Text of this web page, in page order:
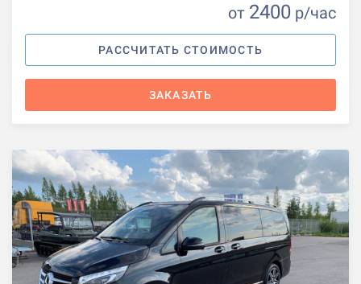
от 2400 р/час
РАССЧИТАТЬ СТОИМОСТЬ
ЗАКАЗАТЬ